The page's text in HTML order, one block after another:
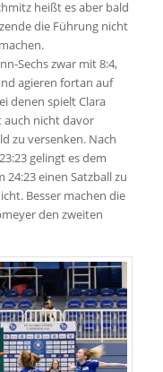
heißt es aber bald
die Führung nicht
Sechs zwar mit 8:4,
agieren fortan auf
denen spielt Clara
auch nicht davor
zu versenken. Nach
gelingt es dem
einen Satzball zu
Besser machen die
den zweiten